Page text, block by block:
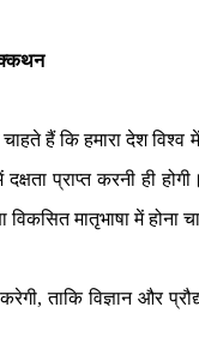
हैं कि हमारा देश
दक्षता प्राप्त करनी ही
मातृभाषा में होना
,ताकि विज्ञान और